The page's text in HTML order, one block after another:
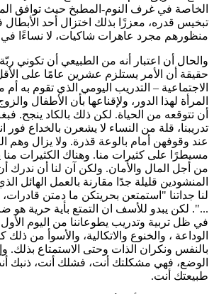
الخاصة في غرف النوم-المطبخ حيث توافق
تبخيس قدره، معززًا بذلك اختزال أحد
منظورهم مجرد عاهرات شاكيات، لا نساءًا
والحال أن اعتبار أنه من الطبيعي أن تكوني
حقيقة أن الأمر يستلزم عشرين عامًا على
الاجتماعية – التدريب اليومي الذي تقوم به
المرأة لهذا الدور، ولإقناعها بأن الأطفال
أن تتوقعه من الحياة. لكن ذلك بالكاد ينجح.
تدريبنا، قلة من النساء لا يشعرن بالخداع فور
عند وقوفهن أمام بالوعة قذرة. ولا يزال وهم
مسيطرًا على كثيرات منا. وهناك الكثيرات منا
من أجل المال والأمان. ولكن آن لنا أن ندرك
المنشودين قليلة جدًا مقارنة بالعمل الهائل
لنا جداتنا "استمتعن بحريتكن ما دمتن
...". لكن يبدو للأسف ان التمتع بأية حرية
في ظل تربية وتدريب يطوعاننا من اليوم
الوداعة ، والخنوع والاتكالية، والأسوأ من
بالنفس ونكران الذات وحتى الاستمتاع بذلك.
الوضع، فهي مشكلتك أنت، فشلك أنت، ذنبك
طبيعتك أنت.